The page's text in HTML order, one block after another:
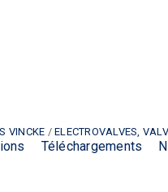
Téléchargements
VINCKE / ELECTROVALVES,